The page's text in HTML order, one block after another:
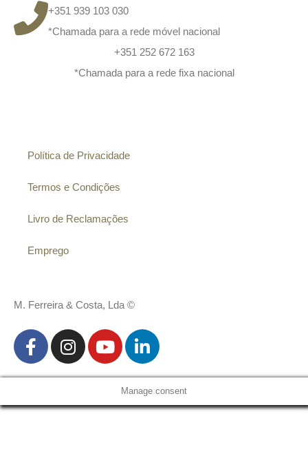
+351 939 103 030
*Chamada para a rede móvel nacional
+351 252 672 163
*Chamada para a rede fixa nacional
Política de Privacidade
Termos e Condições
Livro de Reclamações
Emprego
M. Ferreira & Costa, Lda ©
Manage consent